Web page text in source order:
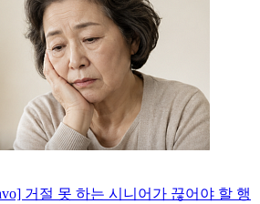
거절 못 하는 시니어가 끊어야 할 행